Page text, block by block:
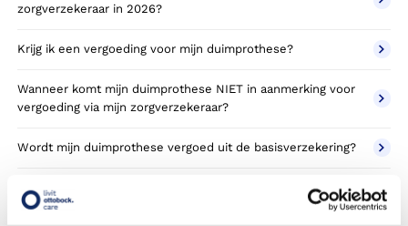
zorgverzekeraar in 2026?
Krijg ik een vergoeding voor mijn duimprothese?
Wanneer komt mijn duimprothese NIET in aanmerking voor
vergoeding via mijn zorgverzekeraar?
Wordt mijn duimprothese vergoed uit de basisverzekering?
Wordt mijn duimprothese vergoed vanuit een aanvullende
verzekering?